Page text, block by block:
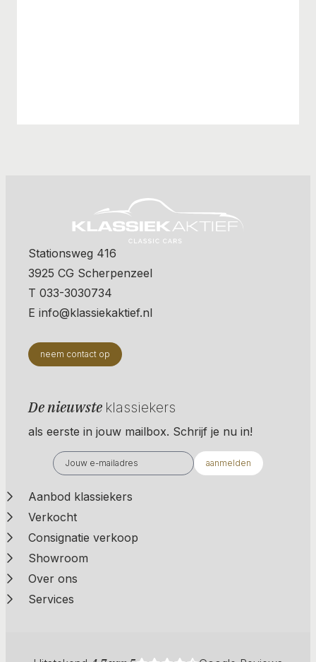
Stationsweg 416
3925 CG Scherpenzeel
T 033-3030734
E info@klassiekaktief.nl
neem contact op
De nieuwste klassiekers
als eerste in jouw mailbox. Schrijf je nu in!
aanmelden
Aanbod klassiekers
Verkocht
Consignatie verkoop
Showroom
Over ons
Services